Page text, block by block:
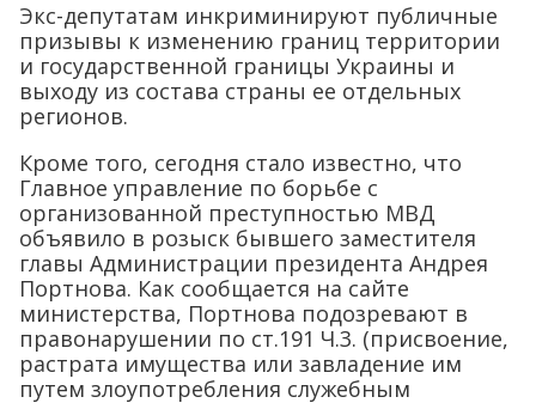
Экс-депутатам инкриминируют публичные
призывы к изменению границ территории
и государственной границы Украины и
выходу из состава страны ее отдельных
регионов.
Кроме того, сегодня стало известно, что
Главное управление по борьбе с
организованной преступностью МВД
объявило в розыск бывшего заместителя
главы Администрации президента Андрея
Портнова. Как сообщается на сайте
министерства, Портнова подозревают в
правонарушении по ст.191 Ч.3. (присвоение,
растрата имущества или завладение им
путем злоупотребления служебным